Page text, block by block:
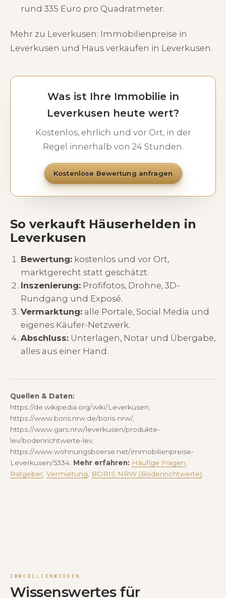
rund 335 Euro pro Quadratmeter.
Mehr zu Leverkusen: Immobilienpreise in
Leverkusen und Haus verkaufen in Leverkusen.
Was ist Ihre Immobilie in
Leverkusen heute wert?
Kostenlos, ehrlich und vor Ort, in der
Regel innerhalb von 24 Stunden.
Kostenlose Bewertung anfragen
So verkauft Häuserhelden in
Leverkusen
Bewertung:kostenlos und vor Ort,
marktgerecht statt geschätzt.
Inszenierung:Profifotos, Drohne, 3D-
Rundgang und Exposé.
Vermarktung:alle Portale, Social Media und
eigenes Käufer-Netzwerk.
Abschluss:Unterlagen, Notar und Übergabe,
alles aus einer Hand.
Quellen & Daten:
https://de.wikipedia.org/wiki/Leverkusen,
https://www.boris.nrw.de/boris-nrw/,
https://www.gars.nrw/leverkusen/produkte-
lev/bodenrichtwerte-lev,
https://www.wohnungsboerse.net/immobilienpreise-
Leverkusen/5334. Mehr erfahren: Häufige Fragen
Ratgeber Vermietung BORIS NRW (Bodenrichtwerte)
IMMOBILIENWISSEN
Wissenswertes für